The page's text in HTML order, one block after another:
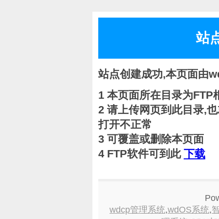
站
站点创建成功,本页面由
1 本页面所在目录为
2 请上传网页到此目录,
打开不正常
3 可覆盖或删除本页面
4 FTP软件可到此 下载
wdcp管理系统,wdOS系统,